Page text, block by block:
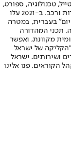
טכנולוגיה, ספורט,
כלכלה וצרכנות, בריאות, חיילים, אוכל, יהדות, תיירות ורכב. ב-2021 עלו
בעברית, במטרה
תכני המהדורה
מקוונת, ואפשר
"הקליקה של ישראל
ושירותים. ישראל
הקוראים. פנו אלינו